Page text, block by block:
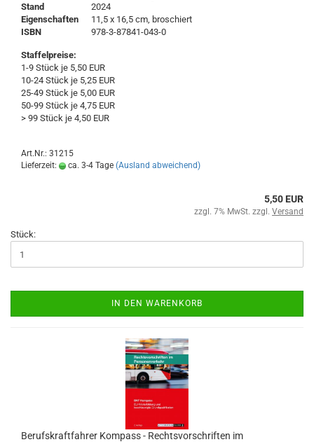
Stand
2024
Eigenschaften
11,5 x 16,5 cm, broschiert
ISBN
978-3-87841-043-0
Staffelpreise:
1-9 Stück je 5,50 EUR
10-24 Stück je 5,25 EUR
25-49 Stück je 5,00 EUR
50-99 Stück je 4,75 EUR
> 99 Stück je 4,50 EUR
Art.Nr.: 31215
Lieferzeit:
ca. 3-4 Tage (Ausland abweichend)
5,50 EUR
zzgl. 7% MwSt. zzgl. Versand
Stück:
IN DEN WARENKORB
Berufskraftfahrer Kompass - Rechtsvorschriften im